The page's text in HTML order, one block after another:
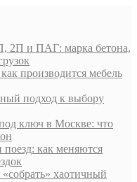
2П и ПАГ: марка бетона,
производится мебель
подход к выбору
ключ в Москве: что
как меняются
хаотичный